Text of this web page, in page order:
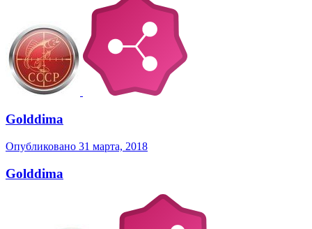
Golddima
Опубликовано 31 марта, 2018
Golddima